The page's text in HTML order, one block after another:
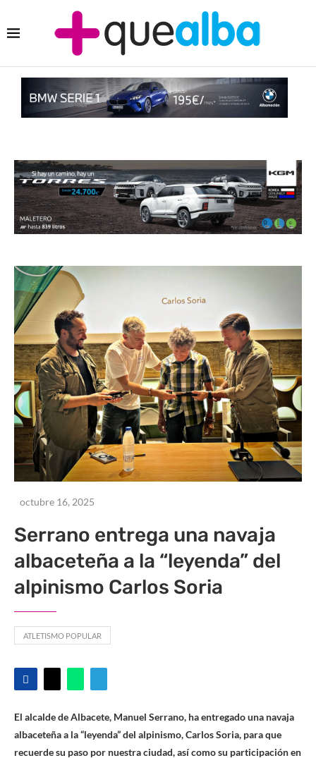
octubre 16, 2025
Serrano entrega una navaja
albaceteña a la “leyenda” del
alpinismo Carlos Soria
ATLETISMO POPULAR
El alcalde de Albacete, Manuel Serrano, ha entregado una navaja
albaceteña a la “leyenda” del alpinismo, Carlos Soria, para que
recuerde su paso por nuestra ciudad, así como su participación en